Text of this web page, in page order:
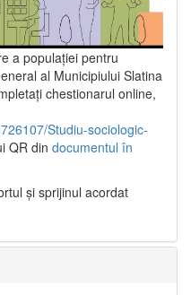
a populaţiei pentru
al Municipiului Slatina
chestionarul online,
Studiu-sociologic-
QR din documentul în
şi sprijinul acordat